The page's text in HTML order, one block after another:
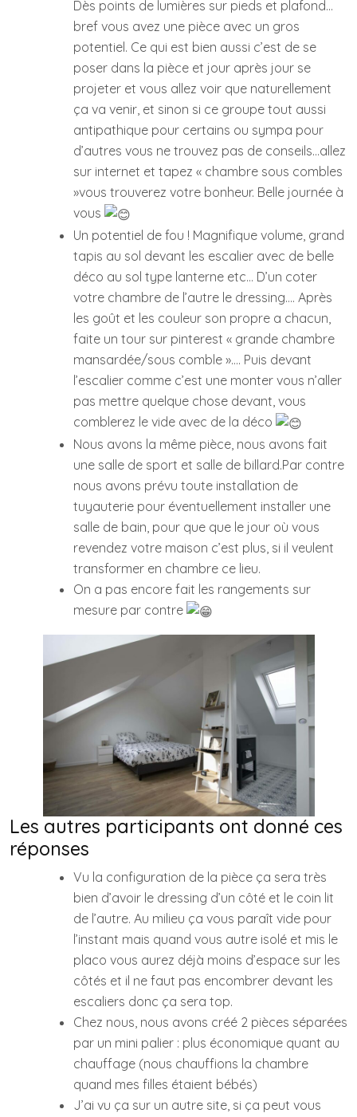
Dès points de lumières sur pieds et plafond…
bref vous avez une pièce avec un gros
potentiel. Ce qui est bien aussi c’est de se
poser dans la pièce et jour après jour se
projeter et vous allez voir que naturellement
ça va venir, et sinon si ce groupe tout aussi
antipathique pour certains ou sympa pour
d’autres vous ne trouvez pas de conseils…allez
sur internet et tapez « chambre sous combles
»vous trouverez votre bonheur. Belle journée à
vous
Un potentiel de fou ! Magnifique volume, grand
tapis au sol devant les escalier avec de belle
déco au sol type lanterne etc… D’un coter
votre chambre de l’autre le dressing…. Après
les goût et les couleur son propre a chacun,
faite un tour sur pinterest « grande chambre
mansardée/sous comble »…. Puis devant
l’escalier comme c’est une monter vous n’aller
pas mettre quelque chose devant, vous
comblerez le vide avec de la déco
Nous avons la même pièce, nous avons fait
une salle de sport et salle de billard.Par contre
nous avons prévu toute installation de
tuyauterie pour éventuellement installer une
salle de bain, pour que que le jour où vous
revendez votre maison c’est plus, si il veulent
transformer en chambre ce lieu.
On a pas encore fait les rangements sur
mesure par contre
Les autres participants ont donné ces
réponses
Vu la configuration de la pièce ça sera très
bien d’avoir le dressing d’un côté et le coin lit
de l’autre. Au milieu ça vous paraît vide pour
l’instant mais quand vous autre isolé et mis le
placo vous aurez déjà moins d’espace sur les
côtés et il ne faut pas encombrer devant les
escaliers donc ça sera top.
Chez nous, nous avons créé 2 pièces séparées
par un mini palier : plus économique quant au
chauffage (nous chauffions la chambre
quand mes filles étaient bébés)
J’ai vu ça sur un autre site, si ça peut vous